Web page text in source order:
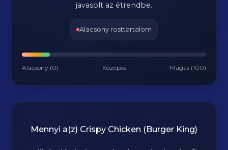
javasolt az étrendbe.
Alacsony rosttartalom
Alacsony (0) Közepes Magas (100)
Mennyi a(z) Crispy Chicken (Burger King)